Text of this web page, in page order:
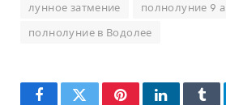
лунное затмение
полнолуние 9
полнолуние в Водолее